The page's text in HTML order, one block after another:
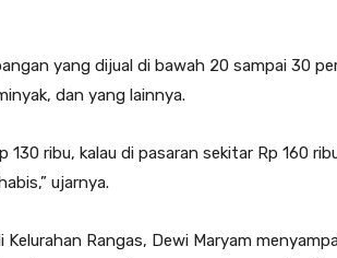
yang dijual di bawah 20 sampai 30
dan yang lainnya.
130 ribu, kalau di pasaran sekitar Rp 160
ujarnya.
Kelurahan Rangas, Dewi Maryam